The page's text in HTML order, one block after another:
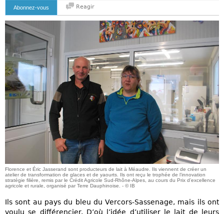
Abonnez-vous Reagir
Florence et Éric Jasserand sont producteurs de lait à Méaudre. Ils viennent de créer un
atelier de transformation de glaces et de yaourts. Ils ont reçu le trophée de l’innovation
stratégie filière, remis par le Crédit Agricole Sud-Rhône-Alpes, au cours du Prix d’excellence
agricole et rurale, organisé par Terre Dauphinoise. - © IB
Ils sont au pays du bleu du Vercors-Sassenage, mais ils ont
voulu se différencier. D’où l’idée d’utiliser le lait de leurs